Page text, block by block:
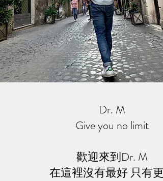
Dr. M
Give you no limit
歡迎來到Dr. M
在這裡沒有最好 只有更